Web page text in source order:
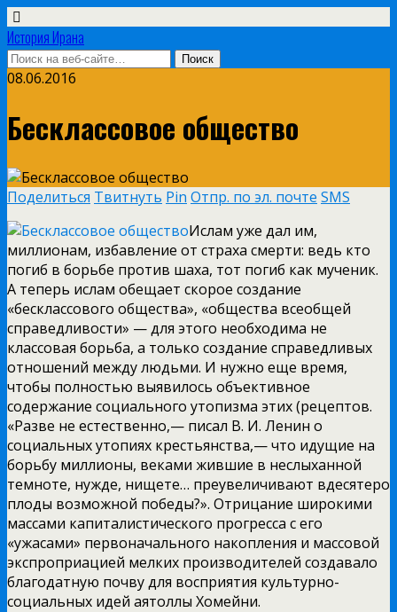
История Ирана
08.06.2016
Бесклассовое общество
Поделиться Твитнуть Pin Отпр. по эл. почте SMS
Ислам уже дал им,
миллионам, избавление от страха смерти: ведь кто
погиб в борьбе против шаха, тот погиб как мученик.
А теперь ислам обещает скорое создание
«бесклассового общества», «общества всеобщей
справедливости» — для этого необходима не
классовая борьба, а только создание справедливых
отношений между людьми. И нужно еще время,
чтобы полностью выявилось объективное
содержание социального утопизма этих (рецептов.
«Разве не естественно,— писал В. И. Ленин о
социальных утопиях крестьянства,— что идущие на
борьбу миллионы, веками жившие в неслыханной
темноте, нужде, нищете… преувеличивают вдесятеро
плоды возможной победы?». Отрицание широкими
массами капиталистического прогресса с его
«ужасами» первоначального накопления и массовой
экспроприацией мелких производителей создавало
благодатную почву для восприятия культурно-
социальных идей аятоллы Хомейни.